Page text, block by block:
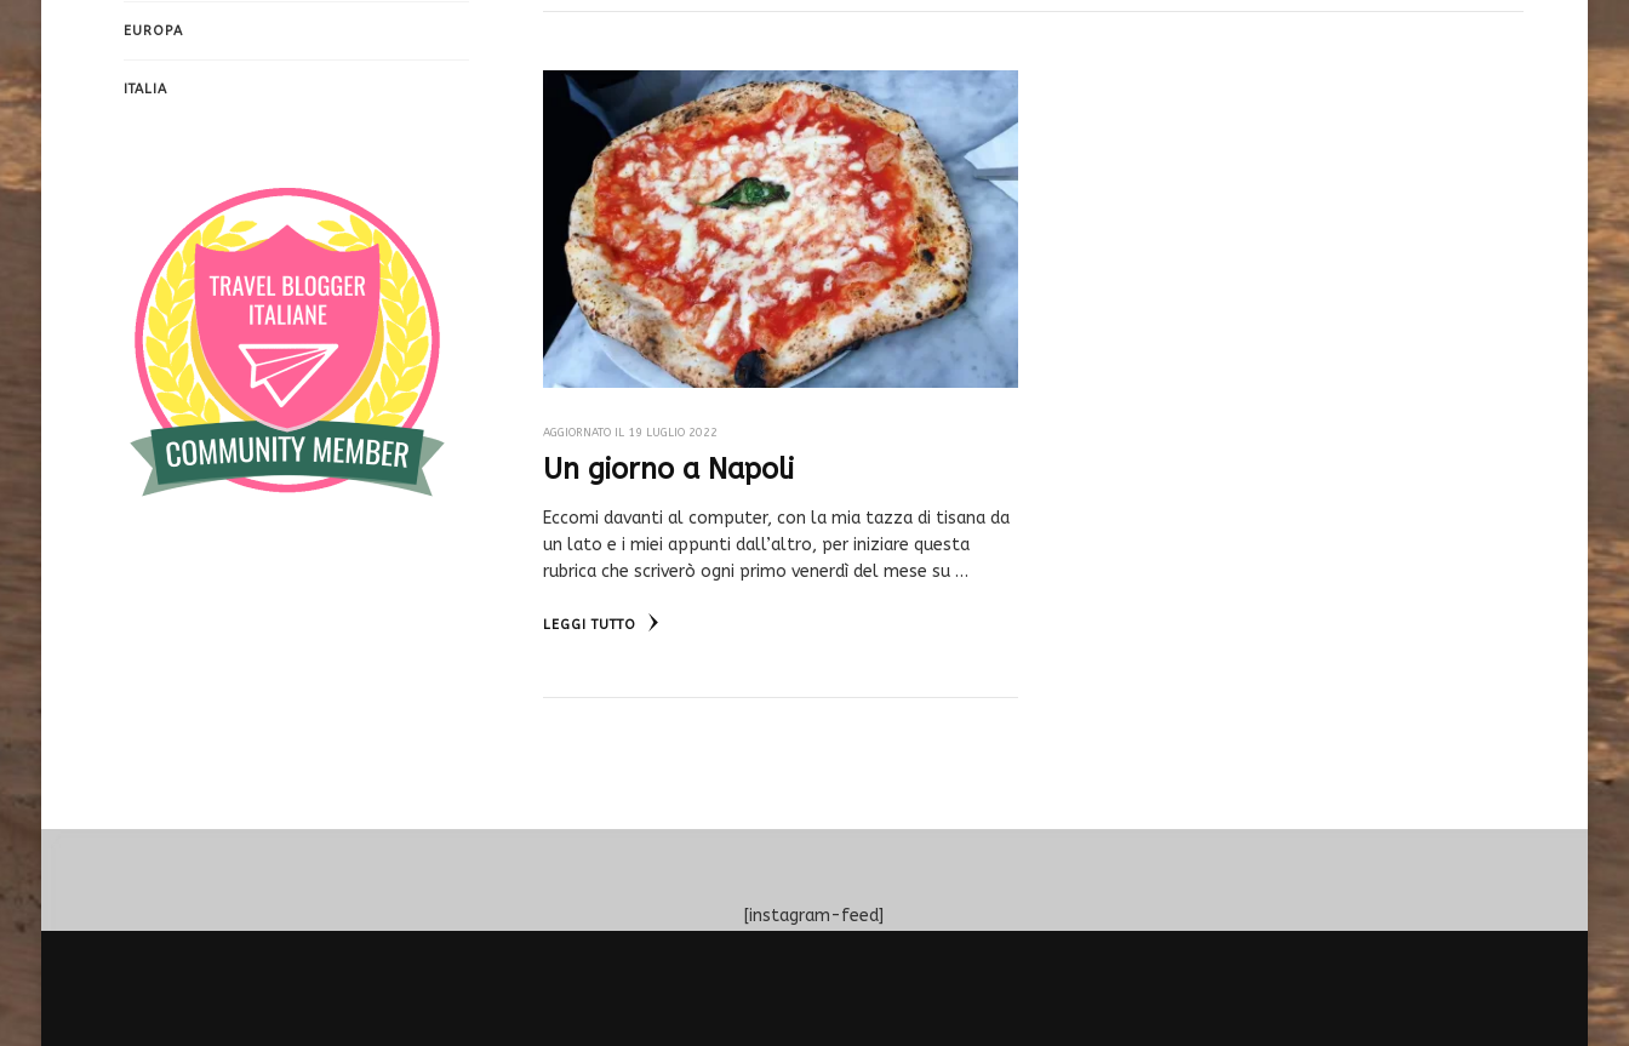
AGGIORNATO IL 19 LUGLIO 2022
Un giorno a Napoli
Eccomi davanti al computer, con la mia tazza di tisana da
un lato e i miei appunti dall’altro, per iniziare questa
rubrica che scriverò ogni primo venerdì del mese su …
LEGGI TUTTO
EUROPA
ITALIA
[instagram-feed]